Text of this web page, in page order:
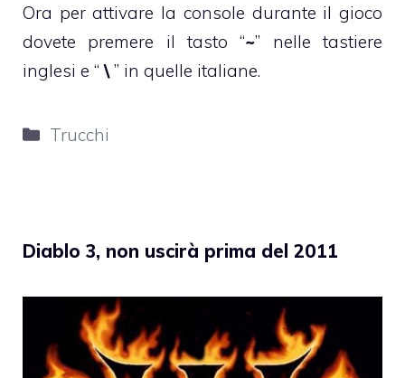
Ora per attivare la console durante il gioco
dovete premere il tasto “~” nelle tastiere
inglesi e “ \ ” in quelle italiane.
Categorie
Trucchi
Diablo 3, non uscirà prima del 2011